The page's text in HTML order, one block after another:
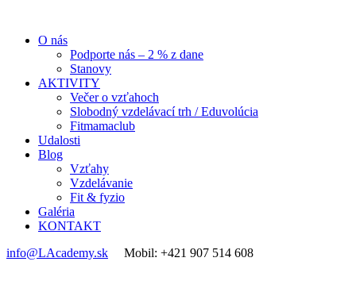
O nás
Podporte nás – 2 % z dane
Stanovy
AKTIVITY
Večer o vzťahoch
Slobodný vzdelávací trh / Eduvolúcia
Fitmamaclub
Udalosti
Blog
Vzťahy
Vzdelávanie
Fit & fyzio
Galéria
KONTAKT
info@LAcademy.sk Mobil: +421 907 514 608